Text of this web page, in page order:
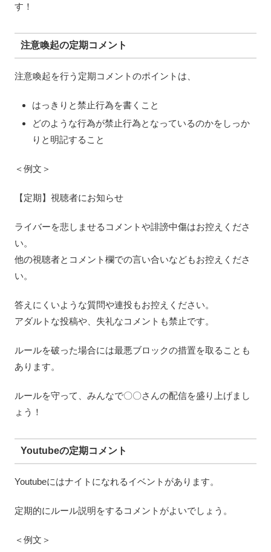
す！
注意喚起の定期コメント
注意喚起を行う定期コメントのポイントは、
はっきりと禁止行為を書くこと
どのような行為が禁止行為となっているのかをしっか
りと明記すること
＜例文＞
【定期】視聴者にお知らせ
ライバーを悲しませるコメントや誹謗中傷はお控えくださ
い。
他の視聴者とコメント欄での言い合いなどもお控えくださ
い。
答えにくいような質問や連投もお控えください。
アダルトな投稿や、失礼なコメントも禁止です。
ルールを破った場合には最悪ブロックの措置を取ることも
あります。
ルールを守って、みんなで〇〇さんの配信を盛り上げまし
ょう！
Youtubeの定期コメント
Youtubeにはナイトになれるイベントがあります。
定期的にルール説明をするコメントがよいでしょう。
＜例文＞